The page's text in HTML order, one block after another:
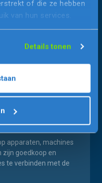
of die ze hebben
van hun services.
Details tonen
gewoon beter
apparaten, machines
goedkoop en
te verbinden met de